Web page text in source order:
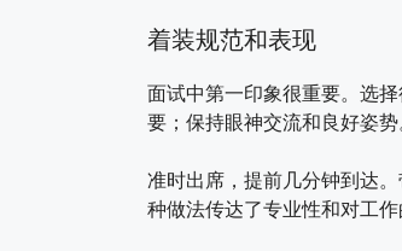
着装规范和表现
面试中第一印象很重要。选
要；保持眼神交流和良好姿势
准时出席，提前几分钟到达
种做法传达了专业性和对工作